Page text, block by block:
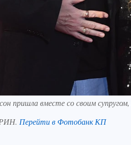
пришла вместе со своим
Перейти в Фотобанк КП